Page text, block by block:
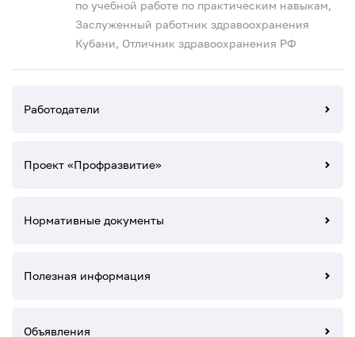
по учебной работе по практическим навыкам,
Заслуженный работник здравоохранения
Кубани, Отличник здравоохранения РФ
Работодатели
Проект «Профразвитие»
Нормативные документы
Полезная информация
Объявления